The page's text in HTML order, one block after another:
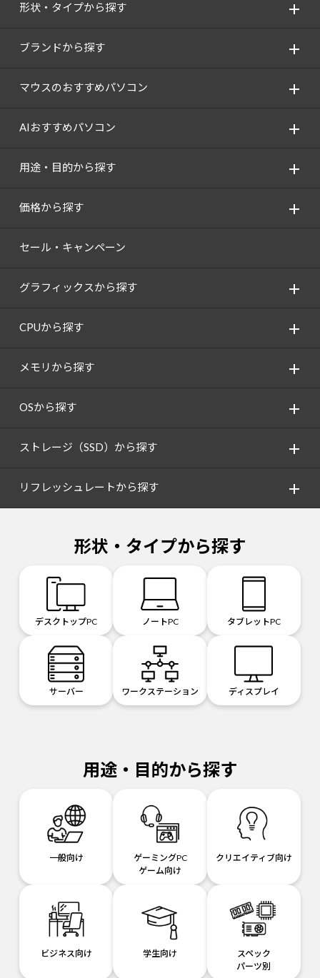
形状・タイプから探す
ブランドから探す
マウスのおすすめパソコン
AIおすすめパソコン
用途・目的から探す
価格から探す
セール・キャンペーン
グラフィックスから探す
CPUから探す
メモリから探す
OSから探す
ストレージ（SSD）から探す
リフレッシュレートから探す
形状・タイプから探す
デスクトップPC ノートPC タブレットPC
サーバー ワークステーション ディスプレイ
用途・目的から探す
一般向け
ゲーミングPC
ゲーム向け
クリエイティブ向け
ビジネス向け 学生向け
スペック
パーツ別